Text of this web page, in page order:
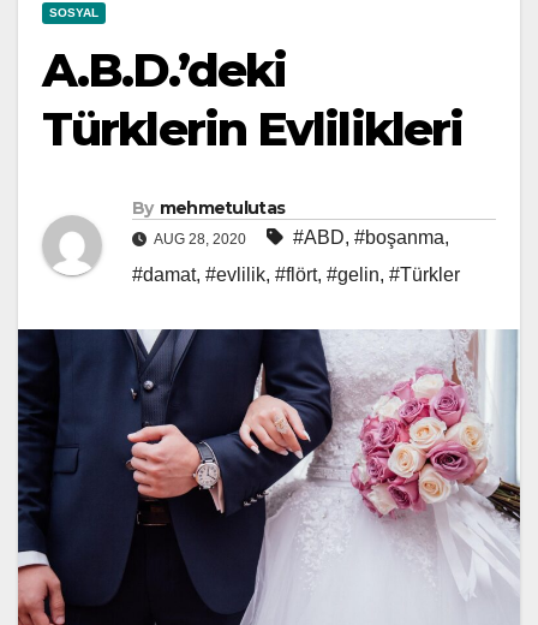
SOSYAL
A.B.D.’deki
Türklerin Evlilikleri
By mehmetulutas
AUG 28, 2020 #ABD, #boşanma,
#damat, #evlilik, #flört, #gelin, #Türkler